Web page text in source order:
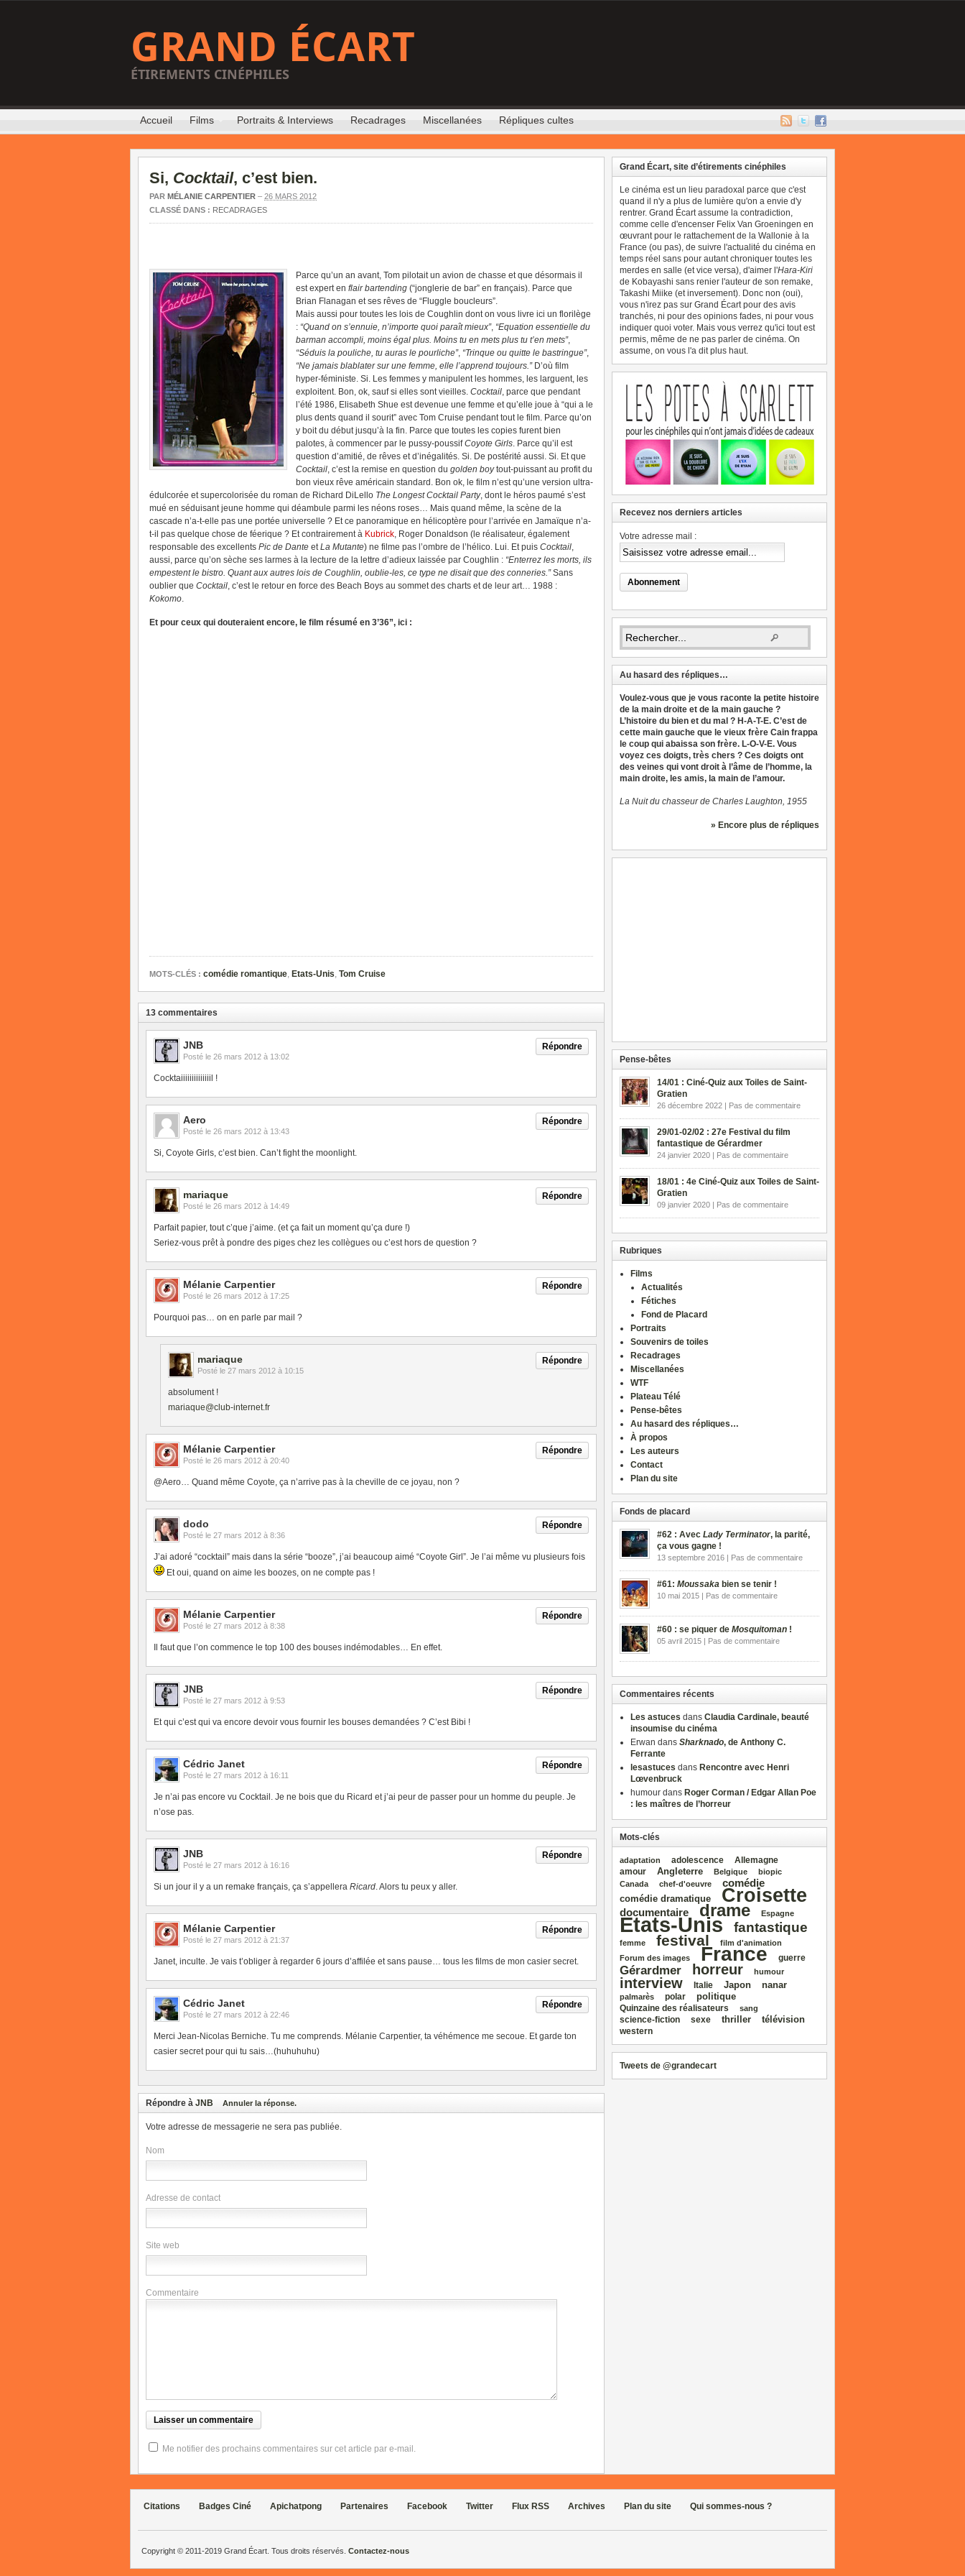
GRAND ÉCART
ÉTIREMENTS CINÉPHILES
Accueil Films Portraits & Interviews Recadrages Miscellanées Répliques cultes
Si, Cocktail, c’est bien.
PAR MÉLANIE CARPENTIER – 26 MARS 2012
CLASSÉ DANS : RECADRAGES
Parce qu’un an avant, Tom pilotait un avion de chasse et que désormais il
est expert en flair bartending (“jonglerie de bar” en français). Parce que
Brian Flanagan et ses rêves de “Fluggle boucleurs”.
Mais aussi pour toutes les lois de Coughlin dont on vous livre ici un florilège
: “Quand on s’ennuie, n’importe quoi paraît mieux”, “Equation essentielle du
barman accompli, moins égal plus. Moins tu en mets plus tu t’en mets”,
“Séduis la pouliche, tu auras le pourliche”, “Trinque ou quitte le bastringue”,
“Ne jamais blablater sur une femme, elle l’apprend toujours.”D’où film
hyper-féministe. Si. Les femmes y manipulent les hommes, les larguent, les
exploitent. Bon, ok, sauf si elles sont vieilles. Cocktail, parce que pendant
l’été 1986, Elisabeth Shue est devenue une femme et qu’elle joue à “qui a le
plus dents quand il sourit” avec Tom Cruise pendant tout le film. Parce qu’on
y boit du début jusqu’à la fin. Parce que toutes les copies furent bien
palotes, à commencer par le pussy-poussifCoyote Girls. Parce qu’il est
question d’amitié, de rêves et d’inégalités. Si. De postérité aussi. Si. Et que
Cocktail, c’est la remise en question du golden boytout-puissant au profit du
bon vieux rêve américain standard. Bon ok, le film n’est qu’une version ultra-
édulcorée et supercolorisée du roman de Richard DiLello The Longest Cocktail Party, dont le héros paumé s’est
mué en séduisant jeune homme qui déambule parmi les néons roses… Mais quand même, la scène de la
cascade n’a-t-elle pas une portée universelle ? Et ce panoramique en hélicoptère pour l’arrivée en Jamaïque n’a-
t-il pas quelque chose de féerique ? Et contrairement à Kubrick, Roger Donaldson (le réalisateur, également
responsable des excellents Pic de Dante etLa Mutante) ne filme pas l’ombre de l’hélico. Lui. Et puis Cocktail,
aussi, parce qu’on sèche ses larmes à la lecture de la lettre d’adieux laissée par Coughlin : “Enterrez les morts, ils
empestent le bistro. Quant aux autres lois de Coughlin, oublie-les, ce type ne disait que des conneries.”Sans
oublier que Cocktail, c’est le retour en force des Beach Boys au sommet des charts et de leur art… 1988 :
Kokomo.
Et pour ceux qui douteraient encore, le film résumé en 3’36”, ici :
MOTS-CLÉS : comédie romantique, Etats-Unis, Tom Cruise
13 commentaires
Répondre
JNB
Posté le 26 mars 2012 à 13:02
Cocktaiiiiiiiiiiiiiil !
Répondre
Aero
Posté le 26 mars 2012 à 13:43
Si, Coyote Girls, c’est bien. Can’t fight the moonlight.
Répondre
mariaque
Posté le 26 mars 2012 à 14:49
Parfait papier, tout c’que j’aime. (et ça fait un moment qu’ça dure !)
Seriez-vous prêt à pondre des piges chez les collègues ou c’est hors de question ?
Répondre
Mélanie Carpentier
Posté le 26 mars 2012 à 17:25
Pourquoi pas… on en parle par mail ?
Répondre
mariaque
Posté le 27 mars 2012 à 10:15
absolument !
mariaque@club-internet.fr
Répondre
Mélanie Carpentier
Posté le 26 mars 2012 à 20:40
@Aero… Quand même Coyote, ça n’arrive pas à la cheville de ce joyau, non ?
Répondre
dodo
Posté le 27 mars 2012 à 8:36
J’ai adoré “cocktail” mais dans la série “booze”, j’ai beaucoup aimé “Coyote Girl”. Je l’ai même vu plusieurs fois
Et oui, quand on aime les boozes, on ne compte pas !
Répondre
Mélanie Carpentier
Posté le 27 mars 2012 à 8:38
Il faut que l’on commence le top 100 des bouses indémodables… En effet.
Répondre
JNB
Posté le 27 mars 2012 à 9:53
Et qui c’est qui va encore devoir vous fournir les bouses demandées ? C’est Bibi !
Répondre
Cédric Janet
Posté le 27 mars 2012 à 16:11
Je n’ai pas encore vu Cocktail. Je ne bois que du Ricard et j’ai peur de passer pour un homme du peuple. Je
n’ose pas.
Répondre
JNB
Posté le 27 mars 2012 à 16:16
Si un jour il y a un remake français, ça s’appellera Ricard. Alors tu peux y aller.
Répondre
Mélanie Carpentier
Posté le 27 mars 2012 à 21:37
Janet, inculte. Je vais t’obliger à regarder 6 jours d’affilée et sans pause… tous les films de mon casier secret.
Répondre
Cédric Janet
Posté le 27 mars 2012 à 22:46
Merci Jean-Nicolas Berniche. Tu me comprends. Mélanie Carpentier, ta véhémence me secoue. Et garde ton
casier secret pour qui tu sais…(huhuhuhu)
Répondre à JNB Annuler la réponse.
Votre adresse de messagerie ne sera pas publiée.
Nom
Adresse de contact
Site web
Commentaire
Me notifier des prochains commentaires sur cet article par e-mail.
Grand Écart, site d’étirements cinéphiles
Le cinéma est un lieu paradoxal parce que c'est
quand il n'y a plus de lumière qu'on a envie d'y
rentrer. Grand Écart assume la contradiction,
comme celle d'encenser Felix Van Groeningen en
œuvrant pour le rattachement de la Wallonie à la
France (ou pas), de suivre l'actualité du cinéma en
temps réel sans pour autant chroniquer toutes les
merdes en salle (et vice versa), d'aimer l'Hara-Kiri
de Kobayashi sans renier l'auteur de son remake,
Takashi Miike (et inversement). Donc non (oui),
vous n'irez pas sur Grand Écart pour des avis
tranchés, ni pour des opinions fades, ni pour vous
indiquer quoi voter. Mais vous verrez qu'ici tout est
permis, même de ne pas parler de cinéma. On
assume, on vous l'a dit plus haut.
Recevez nos derniers articles
Votre adresse mail :
Au hasard des répliques…
Voulez-vous que je vous raconte la petite histoire
de la main droite et de la main gauche ?
L’histoire du bien et du mal ? H-A-T-E. C’est de
cette main gauche que le vieux frère Cain frappa
le coup qui abaissa son frère. L-O-V-E. Vous
voyez ces doigts, très chers ? Ces doigts ont
des veines qui vont droit à l’âme de l’homme, la
main droite, les amis, la main de l’amour.
La Nuit du chasseur de Charles Laughton, 1955
» Encore plus de répliques
Pense-bêtes
14/01 : Ciné-Quiz aux Toiles de Saint-
Gratien
26 décembre 2022 | Pas de commentaire
29/01-02/02 : 27e Festival du film
fantastique de Gérardmer
24 janvier 2020 | Pas de commentaire
18/01 : 4e Ciné-Quiz aux Toiles de Saint-
Gratien
09 janvier 2020 | Pas de commentaire
Rubriques
Films
Actualités
Fétiches
Fond de Placard
Portraits
Souvenirs de toiles
Recadrages
Miscellanées
WTF
Plateau Télé
Pense-bêtes
Au hasard des répliques…
À propos
Les auteurs
Contact
Plan du site
Fonds de placard
#62 : Avec Lady Terminator, la parité,
ça vous gagne !
13 septembre 2016 | Pas de commentaire
#61: Moussaka bien se tenir !
10 mai 2015 | Pas de commentaire
#60 : se piquer de Mosquitoman !
05 avril 2015 | Pas de commentaire
Commentaires récents
Les astuces dans Claudia Cardinale, beauté
insoumise du cinéma
Erwan dans Sharknado, de Anthony C.
Ferrante
lesastuces dans Rencontre avec Henri
Lœvenbruck
humour dans Roger Corman / Edgar Allan Poe
: les maîtres de l’horreur
Mots-clés
adaptation adolescence Allemagne
amour Angleterre Belgique
biopic
Canada
chef‑d'oeuvre comédie
comédie dramatique Croisette
documentaire drame Espagne
Etats‑Unis fantastique
femme festival
film d'animation
Forum des images
France guerre
Gérardmer horreur humour
interview Italie Japon nanar
palmarès polar politique
Quinzaine des réalisateurs sang
science‑fiction sexe thriller télévision
western
Tweets de @grandecart
Citations Badges Ciné Apichatpong Partenaires Facebook Twitter Flux RSS Archives Plan du site Qui sommes-nous ?
Copyright © 2011-2019 Grand Écart. Tous droits réservés. Contactez-nous